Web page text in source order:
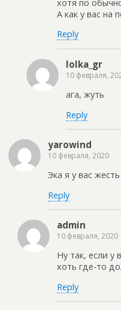
хотя по
А как у вас на
Reply
lolka_gr
10 февраля,
ага, жуть
Reply
yarowind
10 февраля, 2020
Эка я у вас
Reply
admin
10 февраля, 2020
Ну так, если у
хоть где-то
Reply